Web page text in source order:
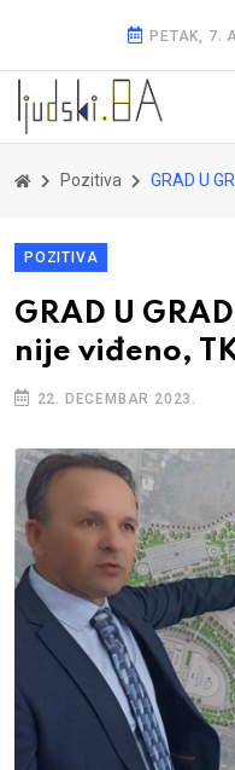
PETAK, 7.
Pozitiva GRAD U GRADU:
POZITIVA
GRAD U
nije viđeno,
22. DECEMBAR 2023.